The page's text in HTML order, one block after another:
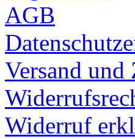
AGB
Versand und
Widerruf